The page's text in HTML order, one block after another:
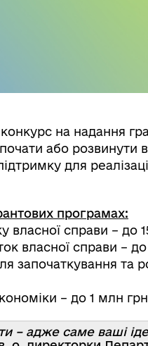
на надання
або розвинути
для
програмах:
власної справи – до
власної справи –
започаткування та
– до 1 млн
– адже саме ваші